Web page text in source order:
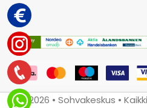
© 2026 • Sohvakeskus •